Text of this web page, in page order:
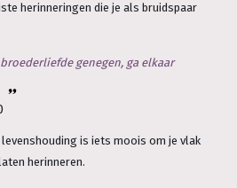
herinneringen die je als bruidspaar
genegen, ga elkaar
is iets moois om je vlak
herinneren.